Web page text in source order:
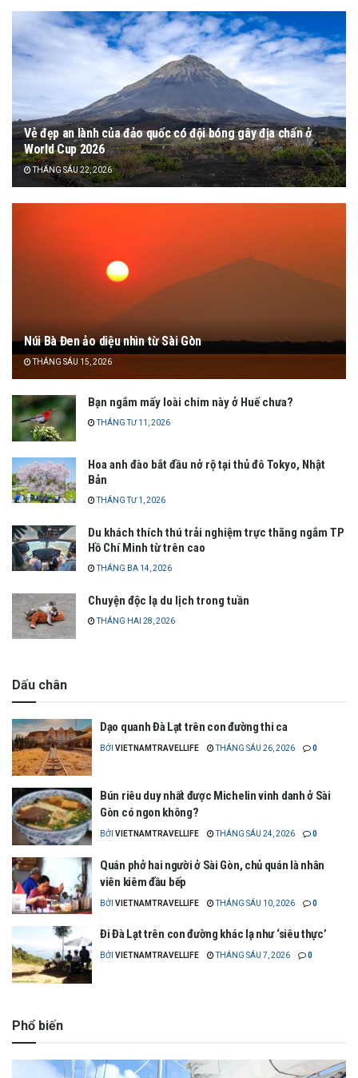
Vẻ đẹp an lành của đảo quốc có đội bóng gây địa chấn ở
World Cup 2026
THÁNG SÁU 22, 2026
Núi Bà Đen ảo diệu nhìn từ Sài Gòn
THÁNG SÁU 15, 2026
Bạn ngắm mấy loài chim này ở Huế chưa?
THÁNG TƯ 11, 2026
Hoa anh đào bắt đầu nở rộ tại thủ đô Tokyo, Nhật
Bản
THÁNG TƯ 1, 2026
Du khách thích thú trải nghiệm trực thăng ngắm TP
Hồ Chí Minh từ trên cao
THÁNG BA 14, 2026
Chuyện độc lạ du lịch trong tuần
THÁNG HAI 28, 2026
Dấu chân
Dạo quanh Đà Lạt trên con đường thi ca
BỞI VIETNAMTRAVELLIFE THÁNG SÁU 26, 2026 0
Bún riêu duy nhất được Michelin vinh danh ở Sài
Gòn có ngon không?
BỞI VIETNAMTRAVELLIFE THÁNG SÁU 24, 2026 0
Quán phở hai người ở Sài Gòn, chủ quán là nhân
viên kiêm đầu bếp
BỞI VIETNAMTRAVELLIFE THÁNG SÁU 10, 2026 0
Đi Đà Lạt trên con đường khác lạ như ‘siêu thực’
BỞI VIETNAMTRAVELLIFE THÁNG SÁU 7, 2026 0
Phổ biến